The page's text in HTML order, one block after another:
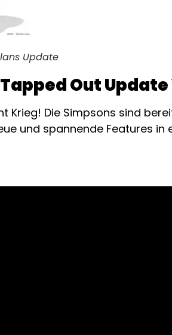
Update
Out Update
Krieg! Die Simpsons sind
und spannende Features